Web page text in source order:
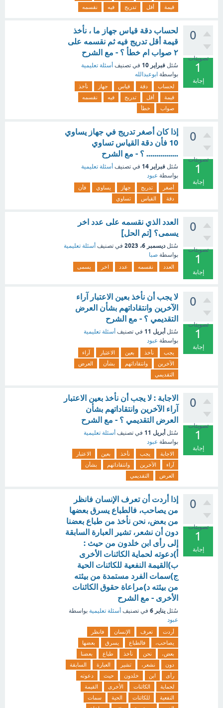
قيمة
أقل تدريج فيه نقسمه
0
تصويتات
1
إجابة
لحساب دقة قياس جهاز ما ، نأخذ
قيمة أقل تدريج فيه ثم نقسمه على
٢ صواب ام خطأ ؟ - مع الشرح
سُئل فبراير 10 في تصنيف أسئلة تعليمية
بواسطة ابوعبدالله
لحساب دقة قياس جهاز
نأخذ
قيمة
أقل تدريج فيه
نقسمه
صواب
خطأ
0
تصويتات
1
إجابة
إذا كان أصغر تدريج في جهاز يساوي
10 فأن دقة القياس تساوي
................ ؟ - مع الشرح
سُئل فبراير 14 في تصنيف أسئلة تعليمية
بواسطة عبود
أصغر تدريج جهاز يساوي
فأن
دقة
القياس تساوي
0
تصويتات
1
إجابة
العدد الذي نقسمه على عدد اخر
يسمى؟ [تم الحل]
سُئل ديسمبر 6، 2023 في تصنيف أسئلة تعليمية
بواسطة صبا
العدد نقسمه عدد اخر يسمى
0
تصويتات
1
إجابة
لا يجب أن نأخذ بعين الاعتبار آراء
الآخرين وانتقاداتهم بشأن العرض
التقديمي ؟ - مع الشرح
سُئل أبريل 11 في تصنيف أسئلة تعليمية
بواسطة عبود
يجب نأخذ بعين الاعتبار
آراء
الآخرين
وانتقاداتهم بشأن
العرض
التقديمي
0
تصويتات
1
إجابة
الاجابة : لا يجب أن نأخذ بعين الاعتبار
آراء الآخرين وانتقاداتهم بشأن
العرض التقديمي ؟ - مع الشرح
سُئل أبريل 11 في تصنيف أسئلة تعليمية
بواسطة عبود
الاجابة يجب نأخذ بعين
الاعتبار
آراء
الآخرين وانتقاداتهم
بشأن
العرض
التقديمي
0
تصويتات
1
إجابة
إذا أردت أن تعرف الإنسان فانظر
من يصاحب، فالطباع يسرق بعضها
من بعض، نحن نأخذ من طباع بعضنا
دون أن نشعر، تشير العبارة السابقة
إلى رأى ابن خلدون من حيث :
أ)دعوته لحماية الكائنات الأخرى
ب)القيمة النفعية للكائنات الحية
ج)سمات الفرد مستمدة من بيئته
من بيئته د)مراعاة حقوق الكائنات
الأخرى - مع الشرح
سُئل يناير 6 في تصنيف أسئلة تعليمية بواسطة
عبود
أردت تعرف الإنسان
فانظر
يصاحب،
فالطباع يسرق
بعضها
بعض،
نحن نأخذ طباع
بعضنا
دون
نشعر، تشير العبارة
السابقة
رأى
ابن خلدون حيث
دعوته
لحماية
الكائنات الأخرى
القيمة
النفعية
للكائنات الحية
سمات